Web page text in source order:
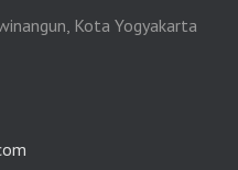
Kota Yogyakarta